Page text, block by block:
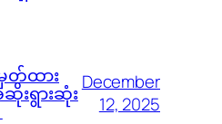
တ်ထား
ရွားဆုံးDecember
12, 2025